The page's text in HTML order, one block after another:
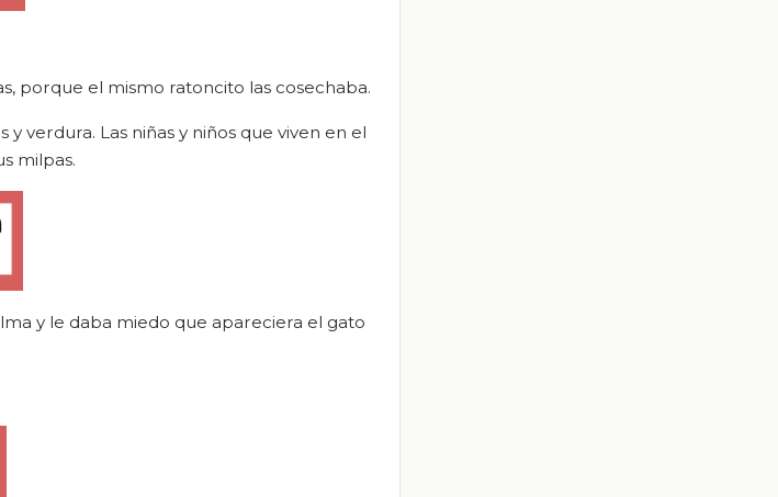
porque el mismo ratoncito las cosechaba.
verdura. Las niñas y niños que viven en el
milpas.
y le daba miedo que apareciera el gato